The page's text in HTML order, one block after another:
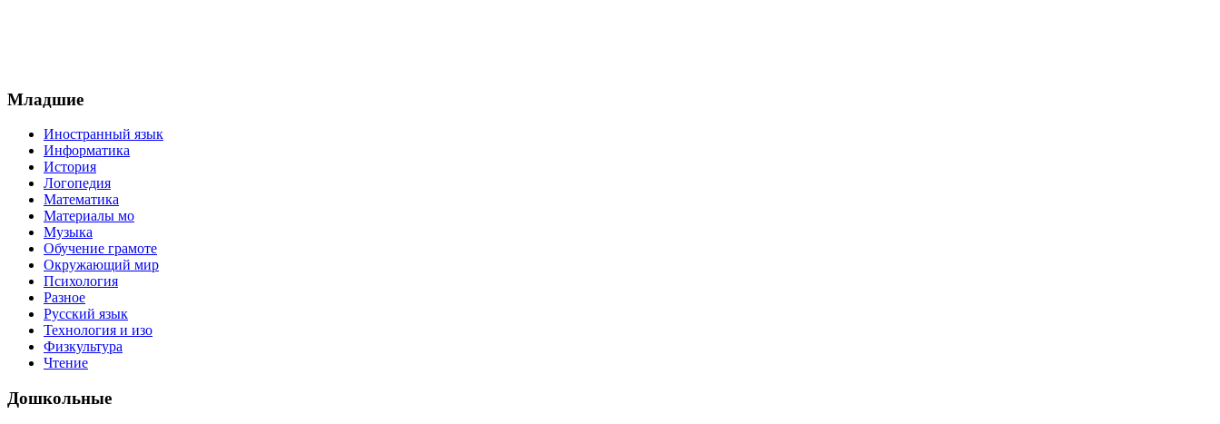
Младшие
Иностранный язык
Информатика
История
Логопедия
Математика
Материалы мо
Музыка
Обучение грамоте
Окружающий мир
Психология
Разное
Русский язык
Технология и изо
Физкультура
Чтение
Дошкольные